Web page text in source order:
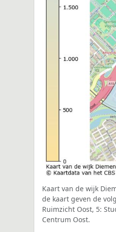
Kaart van de wijk
de kaart geven de
Ruimzicht Oost, 5:
Centrum Oost.